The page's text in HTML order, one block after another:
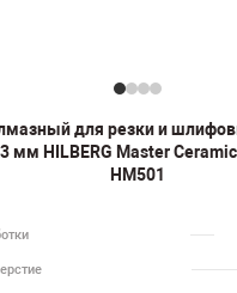
для резки и
мм HILBERG Master
HM501